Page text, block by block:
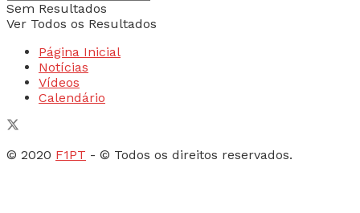
Sem Resultados
Ver Todos os Resultados
Página Inicial
Notícias
Vídeos
Calendário
© 2020 F1PT - © Todos os direitos reservados.